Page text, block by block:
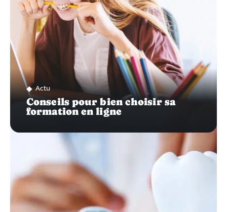
Actu
Conseils pour bien choisir sa
formation en ligne